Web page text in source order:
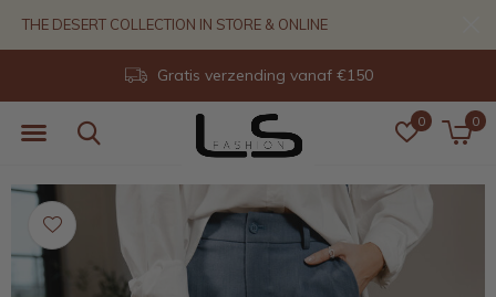
0 0
Gratis verzending vanaf €150
THE DESERT COLLECTION IN STORE & ONLINE